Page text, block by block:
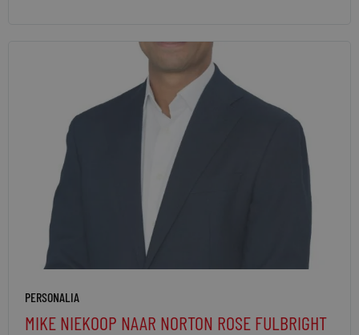
PERSONALIA
MIKE NIEKOOP NAAR NORTON ROSE FULBRIGHT